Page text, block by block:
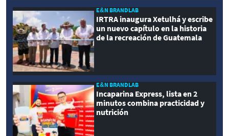
E&N BRANDLAB
IRTRA inaugura Xetulhá y escribe
un nuevo capítulo en la historia
de la recreación de Guatemala
E&N BRANDLAB
Incaparina Express, lista en 2
minutos combina practicidad y
nutrición